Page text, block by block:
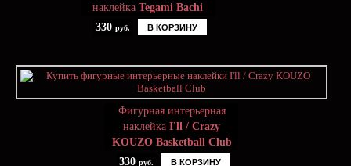
наклейка Tegami Bachi
330 руб. В КОРЗИНУ
Фигурная интерьерная
наклейка I'll / Crazy
KOUZO Basketball Club
330 руб. В КОРЗИНУ